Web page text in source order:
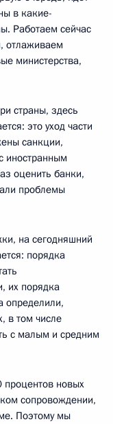
в какие-
Работаем сейчас
отлаживаем
министерства,
страны, здесь
это уход части
санкции,
иностранным
оценить банки,
проблемы
на сегодняшний
порядка
их порядка
определили,
в том числе
с малым и средним
процентов новых
сопровождении,
Поэтому мы